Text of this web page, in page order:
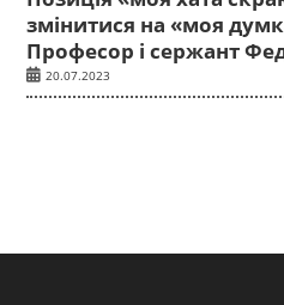
змінитися на «моя
Професор і сержант
20.07.2023